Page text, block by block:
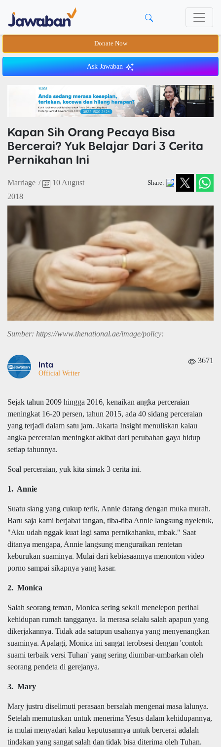
Donate Now
Ask Jawaban
Kapan Sih Orang Pecaya Bisa
Bercerai? Yuk Belajar Dari 3 Cerita
Pernikahan Ini
Marriage /
10 August
2018
Share:
Sumber: https://www.thenational.ae/image/policy:
Inta
Official Writer
3671
Sejak tahun 2009 hingga 2016, kenaikan angka perceraian
meningkat 16-20 persen, tahun 2015, ada 40 sidang perceraian
yang terjadi dalam satu jam. Jakarta Insight menuliskan kalau
angka perceraian meningkat akibat dari perubahan gaya hidup
setiap tahunnya.
Soal perceraian, yuk kita simak 3 cerita ini.
1. Annie
Suatu siang yang cukup terik, Annie datang dengan muka murah.
Baru saja kami berjabat tangan, tiba-tiba Annie langsung nyeletuk,
"Aku udah nggak kuat lagi sama pernikahanku, mbak." Saat
ditanya mengapa, Annie langsung menguraikan rentetan
keburukan suaminya. Mulai dari kebiasaannya menonton video
porno sampai sikapnya yang kasar.
2. Monica
Salah seorang teman, Monica sering sekali menelepon perihal
kehidupan rumah tangganya. Ia merasa selalu salah apapun yang
dikerjakannya. Tidak ada satupun usahanya yang menyenangkan
suaminya. Apalagi, Monica ini sangat terobsesi dengan 'contoh
suami terbaik versi Tuhan' yang sering diumbar-umbarkan oleh
seorang pendeta di gerejanya.
3. Mary
Mary justru diselimuti perasaan bersalah mengenai masa lalunya.
Setelah memutuskan untuk menerima Yesus dalam kehidupannya,
ia mulai menyadari kalau keputusannya untuk bercerai adalah
tindakan yang sangat salah dan tidak bisa diterima oleh Tuhan.